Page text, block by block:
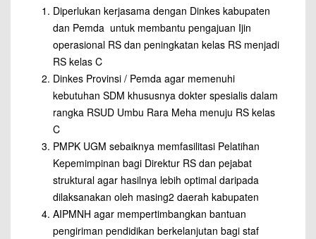
Diperlukan kerjasama dengan Dinkes kabupaten
dan Pemda untuk membantu pengajuan Ijin
operasional RS dan peningkatan kelas RS menjadi
RS kelas C
Dinkes Provinsi / Pemda agar memenuhi
kebutuhan SDM khususnya dokter spesialis dalam
rangka RSUD Umbu Rara Meha menuju RS kelas
C
PMPK UGM sebaiknya memfasilitasi Pelatihan
Kepemimpinan bagi Direktur RS dan pejabat
struktural agar hasilnya lebih optimal daripada
dilaksanakan oleh masing2 daerah kabupaten
AIPMNH agar mempertimbangkan bantuan
pengiriman pendidikan berkelanjutan bagi staf